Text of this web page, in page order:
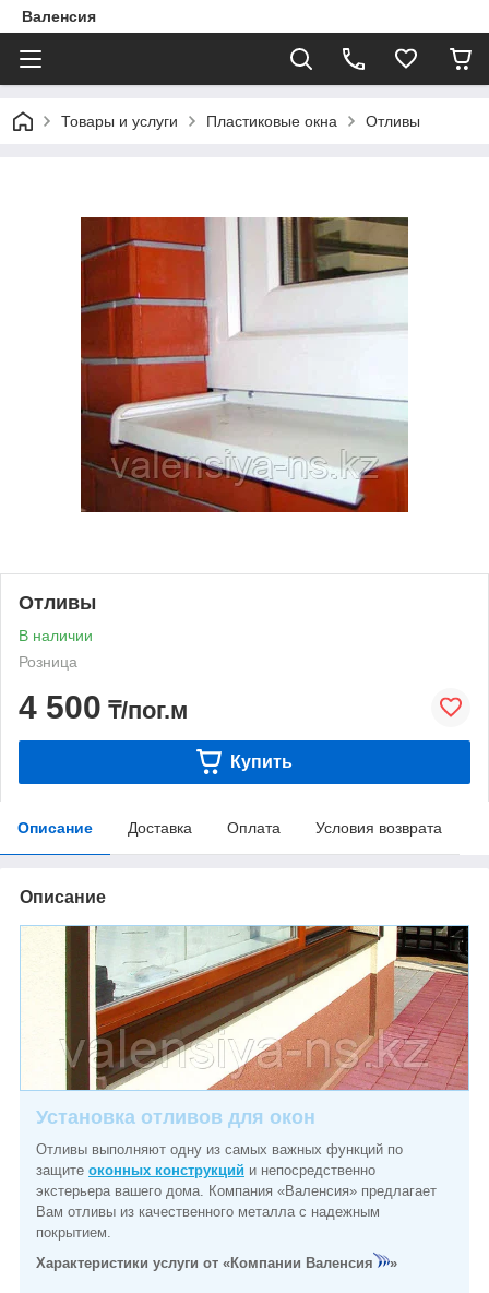
Валенсия
Товары и услуги Пластиковые окна Отливы
Отливы
В наличии
Розница
4 500 ₸/пог.м
Купить
Описание Доставка Оплата Условия возврата
Описание
Установка отливов для окон
Отливы выполняют одну из самых важных функций по
защите оконных конструкций и непосредственно
экстерьера вашего дома. Компания «Валенсия» предлагает
Вам отливы из качественного металла с надежным
покрытием.
Характеристики услуги от «Компании Валенсия
»